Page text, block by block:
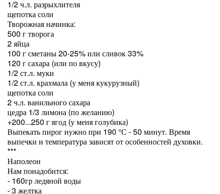
1/2 ч.л. разрыхлителя
щепотка соли
Творожная начинка:
500 г творога
2 яйца
100 г сметаны 20-25% или сливок 33%
120 г сахара (или по вкусу)
1/2 ст.л. муки
1/2 ст.л. крахмала (у меня кукурузный)
щепотка соли
2 ч.л. ванильного сахара
цедра 1/3 лимона (по желанию)
+200...250 г ягод (у меня голубика)
Выпекать пирог нужно при 190 °С - 50 минут. Время
выпечки и температура зависят от особенностей духовки.
***
Наполеон
Нам понадобится:
- 160гр ледяной воды
- 3 желтка